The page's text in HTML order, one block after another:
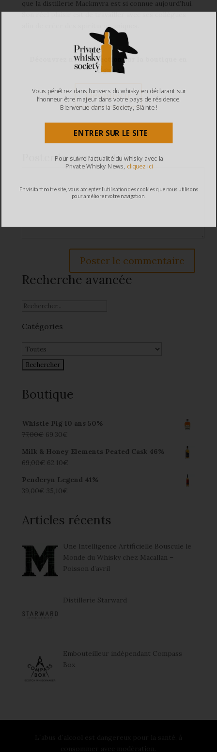
que la distillerie Mackmyra est si connue aujourd’hui.
Son réel plaisir est de travailler avec ses collègues
afin de créer des spiritueux uniques.
Découvrez notre sélection sur la boutique en
ligne :
Découvrir
Poster le commentaire
Recherche avancée
Catégories
Boutique
Whistle Pig 10 ans 50%
77,00€ 69,30€
Milk & Honey Elements Peated Cask 46%
69,00€ 62,10€
Penderyn Legend 41%
39,00€ 35,10€
Articles récents
Une Intelligence Artificielle Bouscule le
Monde du Whisky chez Macallan –
Poisson d’avril
Distillerie Starward
Embouteilleur indépendant Compass
Box
Vous pénétrez dans l’univers du whisky en déclarant sur
l’honneur être majeur dans votre pays de résidence.
Bienvenue dans la Society, Sláinte !
ENTRER SUR LE SITE
En visitant notre site, vous acceptez l’utilisation des cookies que nous utilisons
pour améliorer votre navigation.
Pour suivre l’actualité du whisky avec la
Private Whisky News, cliquez ici